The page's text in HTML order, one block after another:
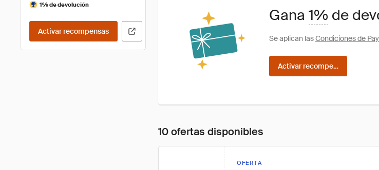
1% de devolución
Activar recompensas
Gana 1% de
Se aplican lasCondiciones de
Activar recompensas
10 ofertas disponibles
OFERTA